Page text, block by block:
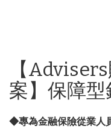
【
案】保障
◆專為金融保險從業人